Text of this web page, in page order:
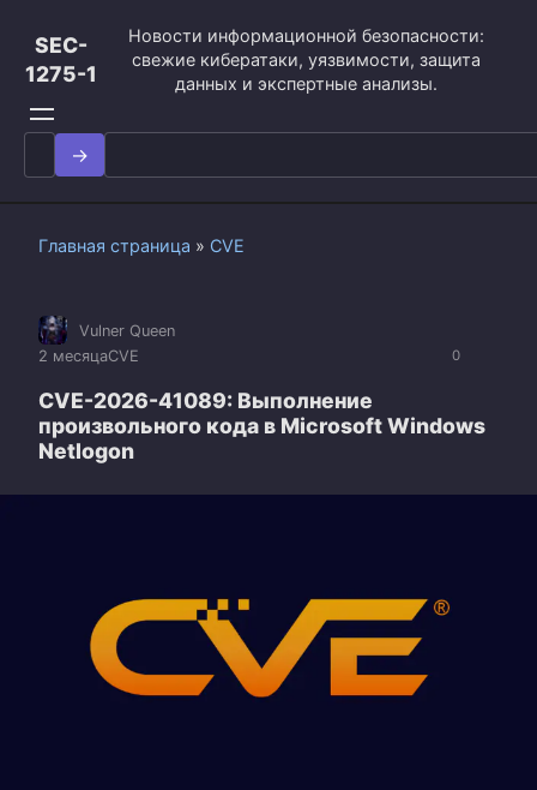
контенту
SEC-
1275-1
Новости информационной безопасности:
свежие кибератаки, уязвимости, защита
данных и экспертные анализы.
Search
for:
Главная страница » CVE
0
Vulner Queen
2 месяцаCVE
CVE-2026-41089: Выполнение
произвольного кода в Microsoft Windows
Netlogon